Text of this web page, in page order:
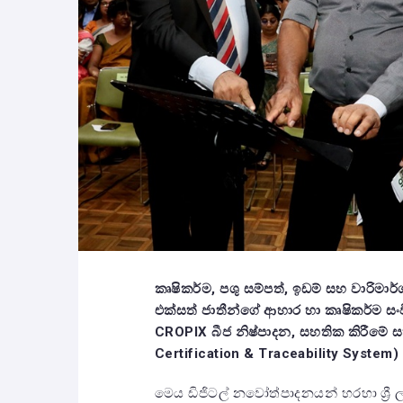
කෘෂිකර්ම,පශු සම්පත්,ඉඩම් සහ
එක්සත් ජාතීන්ගේ ආහාර හා කෘෂිකර්ම
CROPIXබීජ නිෂ්පාදන, සහතික කිරීමේ
Certification & Traceability System)
මෙය ඩිජිටල් නවෝත්පාදනයන් හරහා ශ්‍රී